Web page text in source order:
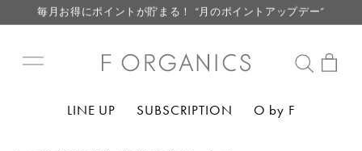
毎月お得にポイントが貯まる！ “月のポイントアップデー”
【重要】F ORGANICS Websiteの統合に関するお知らせ
毎月お得にポイントが貯まる！ “月のポイントアップデー”
LINE UP SUBSCRIPTION O by F